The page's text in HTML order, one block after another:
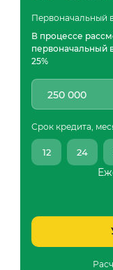
Первоначальный
В процессе
первоначальный
25%
Срок кредита,
12 24